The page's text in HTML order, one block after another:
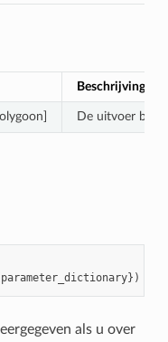
Beschrijving
De uitvoer
parameter_dictionary})
als u over